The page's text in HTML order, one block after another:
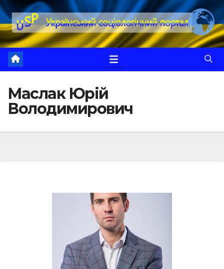
Перейти
до
вмісту
Маслак Юрій
Володимирович